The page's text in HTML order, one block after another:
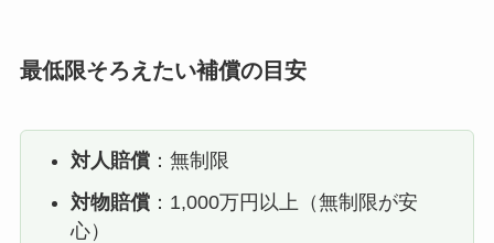
最低限そろえたい補償の目安
対人賠償：無制限
対物賠償：1,000万円以上（無制限が安
心）